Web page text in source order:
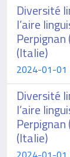
Diversité
l’aire
Perpignan
(Italie)
2024-01-01
Diversité
l’aire
Perpignan
(Italie)